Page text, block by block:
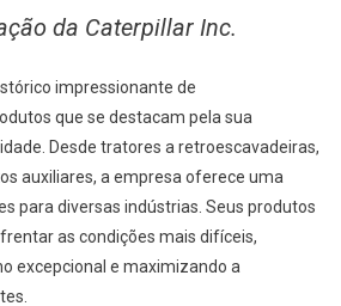
da Caterpillar Inc.
impressionante de
que se destacam pela sua
Desde tratores a retroescavadeiras,
auxiliares, a empresa oferece uma
para diversas indústrias. Seus produtos
as condições mais difíceis,
excepcional e maximizando a